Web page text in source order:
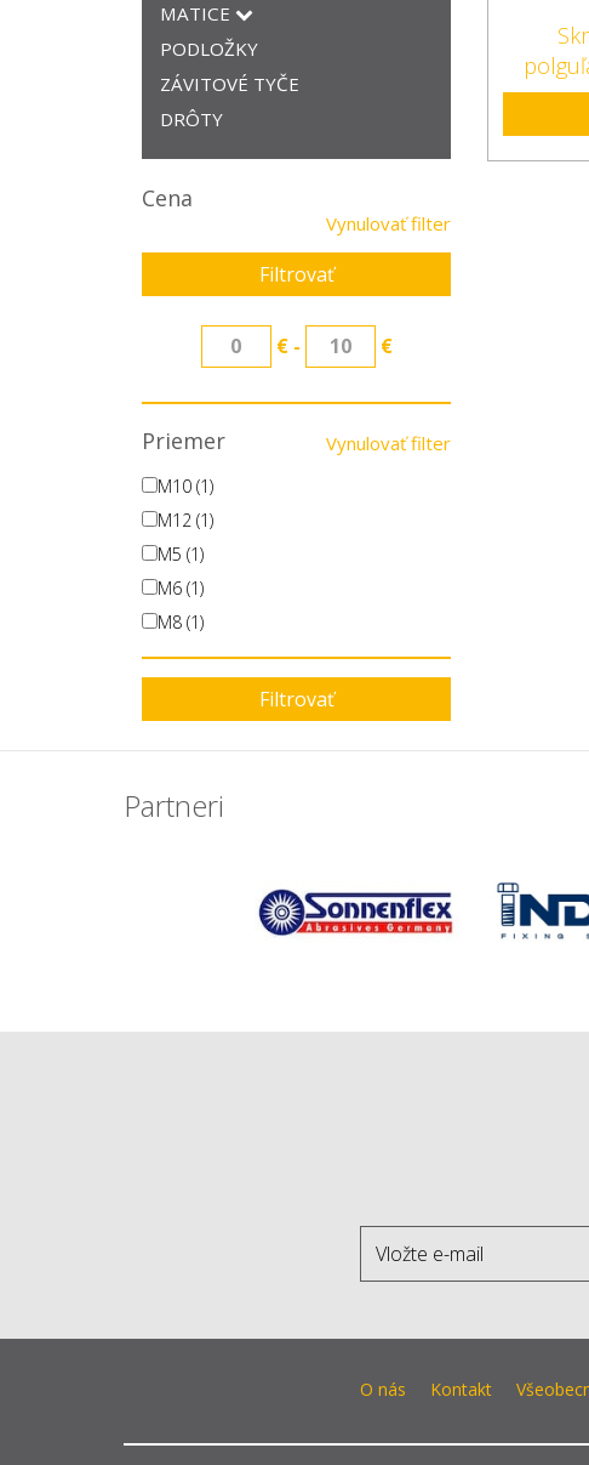
MATICE
PODLOŽKY
ZÁVITOVÉ TYČE
DRÔTY
Cena
Vynulovať filter
Filtrovať
€ - €
Priemer Vynulovať filter
M10 (1)
M12 (1)
M5 (1)
M6 (1)
M8 (1)
Filtrovať
Partneri
O nás Kontakt